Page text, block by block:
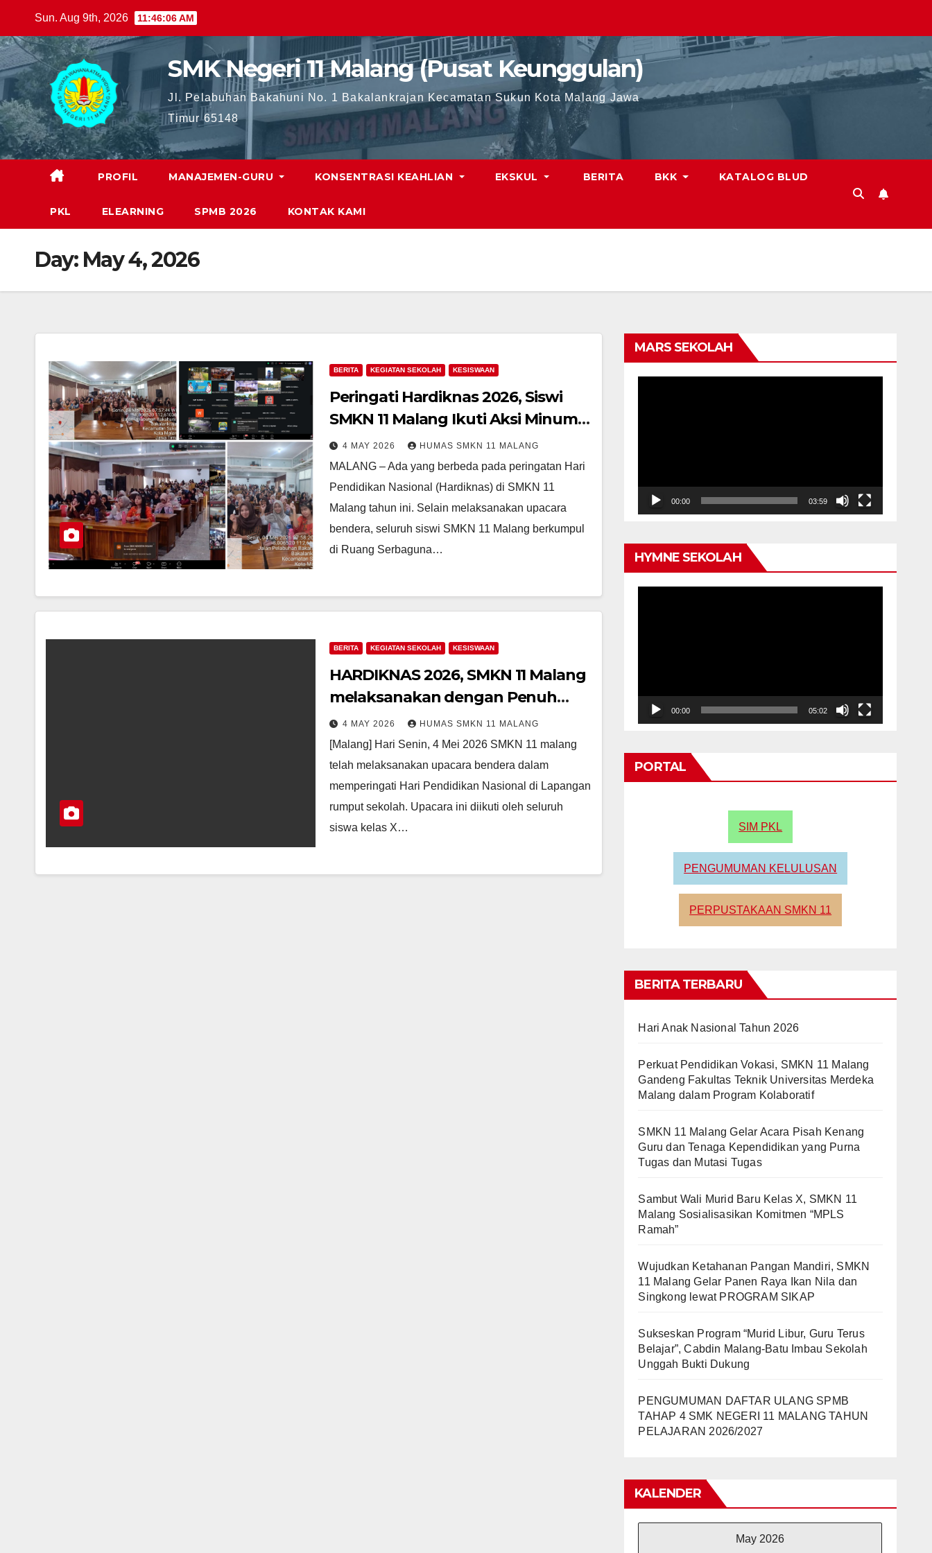
content
Sun. Aug 9th, 2026 11:46:07 AM
SMK Negeri 11 Malang (Pusat Keunggulan)
Jl. Pelabuhan Bakahuni No. 1 Bakalankrajan Kecamatan Sukun Kota Malang Jawa
Timur 65148
PROFIL MANAJEMEN-GURU KONSENTRASI KEAHLIAN EKSKUL BERITA BKK KATALOG BLUD
PKL ELEARNING SPMB 2026 KONTAK KAMI
Day: May 4, 2026
BERITA KEGIATAN SEKOLAH KESISWAAN
Peringati Hardiknas 2026, Siswi
SMKN 11 Malang Ikuti Aksi Minum
Tablet Tambah Darah Serentak se-
Jawa Timur
4 MAY 2026 HUMAS SMKN 11 MALANG
MALANG – Ada yang berbeda pada peringatan Hari
Pendidikan Nasional (Hardiknas) di SMKN 11
Malang tahun ini. Selain melaksanakan upacara
bendera, seluruh siswi SMKN 11 Malang berkumpul
di Ruang Serbaguna…
BERITA KEGIATAN SEKOLAH KESISWAAN
HARDIKNAS 2026, SMKN 11 Malang
melaksanakan dengan Penuh
Hikmad
4 MAY 2026 HUMAS SMKN 11 MALANG
[Malang] Hari Senin, 4 Mei 2026 SMKN 11 malang
telah melaksanakan upacara bendera dalam
memperingati Hari Pendidikan Nasional di Lapangan
rumput sekolah. Upacara ini diikuti oleh seluruh
siswa kelas X…
MARS SEKOLAH
00:00 03:59
HYMNE SEKOLAH
00:00 05:02
PORTAL
SIM PKL
PENGUMUMAN KELULUSAN
PERPUSTAKAAN SMKN 11
BERITA TERBARU
Hari Anak Nasional Tahun 2026
Perkuat Pendidikan Vokasi, SMKN 11 Malang
Gandeng Fakultas Teknik Universitas Merdeka
Malang dalam Program Kolaboratif
SMKN 11 Malang Gelar Acara Pisah Kenang
Guru dan Tenaga Kependidikan yang Purna
Tugas dan Mutasi Tugas
Sambut Wali Murid Baru Kelas X, SMKN 11
Malang Sosialisasikan Komitmen “MPLS
Ramah”
Wujudkan Ketahanan Pangan Mandiri, SMKN
11 Malang Gelar Panen Raya Ikan Nila dan
Singkong lewat PROGRAM SIKAP
Sukseskan Program “Murid Libur, Guru Terus
Belajar”, Cabdin Malang-Batu Imbau Sekolah
Unggah Bukti Dukung
PENGUMUMAN DAFTAR ULANG SPMB
TAHAP 4 SMK NEGERI 11 MALANG TAHUN
PELAJARAN 2026/2027
KALENDER
May 2026